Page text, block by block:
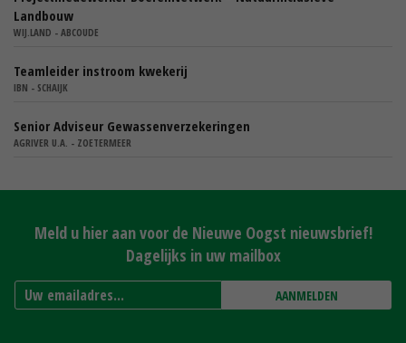
Landbouw
WIJ.LAND - ABCOUDE
Teamleider instroom kwekerij
IBN - SCHAIJK
Senior Adviseur Gewassenverzekeringen
AGRIVER U.A. - ZOETERMEER
Meld u hier aan voor de Nieuwe Oogst nieuwsbrief!
Dagelijks in uw mailbox
AANMELDEN